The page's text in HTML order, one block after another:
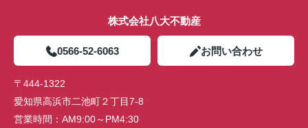
株式会社八大不動産
0566-52-6063 お問い合わせ
〒444-1322
愛知県高浜市二池町２丁目7-8
営業時間： AM9:00～PM4:30